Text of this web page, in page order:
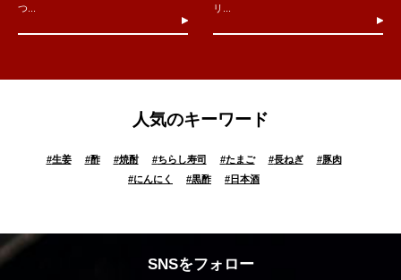
つ...
リ...
人気のキーワード
#生姜 #酢 #焼酎 #ちらし寿司 #たまご #長ねぎ #豚肉
#にんにく #黒酢 #日本酒
SNSをフォロー